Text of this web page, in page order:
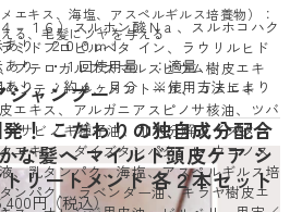
！ こだわりの独自成分配合
な髪へ マイルド頭皮ケア シ
リートメント 各２本セット
円（税込）
エキス、海塩、アスペルギルス培養物）：
る、毛髪にツヤを与える
シャンプー
－１６）スルホン酸Ｎａ、スルホコハク
ミドプロピルベタ イン、ラウリルヒド
プテロカルプスマルスピウム樹皮エキ
ンテノール、メントール、コメエキ
エキス、アルガニアスピノサ核油、ツバ
サビノキ種子油、加水分解ダイズタン
エキス、ダイズタンパク、レ ウコノス
、乳タンパク、海塩、アスペルギルス培
ンパク、 ラベンダー油、キラヤ樹皮エ
あり ２００ｍｌ
あり ・１回使用量 ：適量
あり ：約４ヶ月分 ※使用方法により